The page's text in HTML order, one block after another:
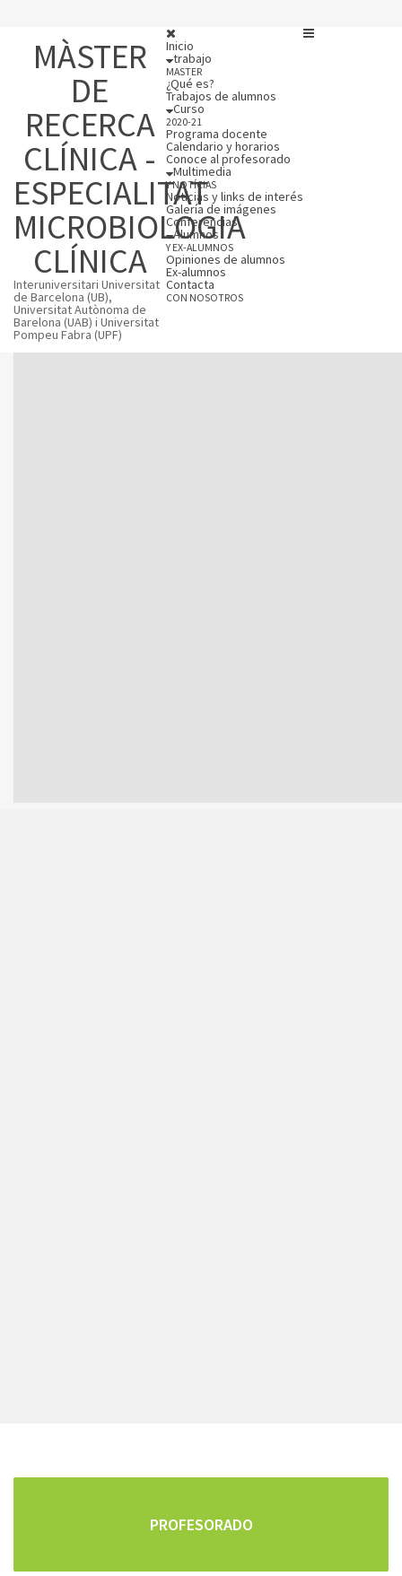
MÀSTER
DE
RECERCA
CLÍNICA -
ESPECIALITAT
MICROBIOLOGIA
CLÍNICA
Interuniversitari Universitat
de Barcelona (UB),
Universitat Autònoma de
Barelona (UAB) i Universitat
Pompeu Fabra (UPF)
Inicio
trabajo
MASTER
¿Qué es?
Trabajos de alumnos
Curso
2020-21
Programa docente
Calendario y horarios
Conoce al profesorado
Multimedia
Y NOTÍCIAS
Notícias y links de interés
Galería de imágenes
Conferencias
Alumnos
Y EX-ALUMNOS
Opiniones de alumnos
Ex-alumnos
Contacta
CON NOSOTROS
PROFESORADO